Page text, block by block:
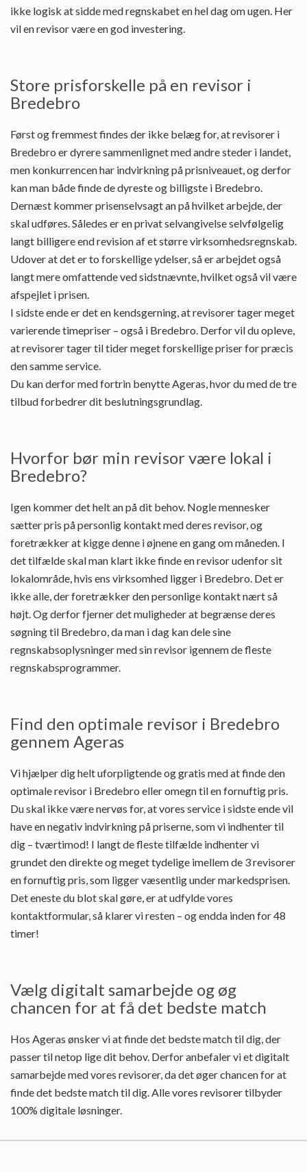
ikke logisk at sidde med regnskabet en hel dag om ugen. Her
vil en revisor være en god investering.
Store prisforskelle på en revisor i
Bredebro
Først og fremmest findes der ikke belæg for, at revisorer i
Bredebro er dyrere sammenlignet med andre steder i landet,
men konkurrencen har indvirkning på prisniveauet, og derfor
kan man både finde de dyreste og billigste i Bredebro.
Dernæst kommer prisenselvsagt an på hvilket arbejde, der
skal udføres. Således er en privat selvangivelse selvfølgelig
langt billigere end revision af et større virksomhedsregnskab.
Udover at det er to forskellige ydelser, så er arbejdet også
langt mere omfattende ved sidstnævnte, hvilket også vil være
afspejlet i prisen.
I sidste ende er det en kendsgerning, at revisorer tager meget
varierende timepriser – også i Bredebro. Derfor vil du opleve,
at revisorer tager til tider meget forskellige priser for præcis
den samme service.
Du kan derfor med fortrin benytte Ageras, hvor du med de tre
tilbud forbedrer dit beslutningsgrundlag.
Hvorfor bør min revisor være lokal i
Bredebro?
Igen kommer det helt an på dit behov. Nogle mennesker
sætter pris på personlig kontakt med deres revisor, og
foretrækker at kigge denne i øjnene en gang om måneden. I
det tilfælde skal man klart ikke finde en revisor udenfor sit
lokalområde, hvis ens virksomhed ligger i Bredebro. Det er
ikke alle, der foretrækker den personlige kontakt nært så
højt. Og derfor fjerner det muligheder at begrænse deres
søgning til Bredebro, da man i dag kan dele sine
regnskabsoplysninger med sin revisor igennem de fleste
regnskabsprogrammer.
Find den optimale revisor i Bredebro
gennem Ageras
Vi hjælper dig helt uforpligtende og gratis med at finde den
optimale revisor i Bredebro eller omegn til en fornuftig pris.
Du skal ikke være nervøs for, at vores service i sidste ende vil
have en negativ indvirkning på priserne, som vi indhenter til
dig – tværtimod! I langt de fleste tilfælde indhenter vi
grundet den direkte og meget tydelige imellem de 3 revisorer
en fornuftig pris, som ligger væsentlig under markedsprisen.
Det eneste du blot skal gøre, er at udfylde vores
kontaktformular, så klarer vi resten – og endda inden for 48
timer!
Vælg digitalt samarbejde og øg
chancen for at få det bedste match
Hos Ageras ønsker vi at finde det bedste match til dig, der
passer til netop lige dit behov. Derfor anbefaler vi et digitalt
samarbejde med vores revisorer, da det øger chancen for at
finde det bedste match til dig. Alle vores revisorer tilbyder
100% digitale løsninger.